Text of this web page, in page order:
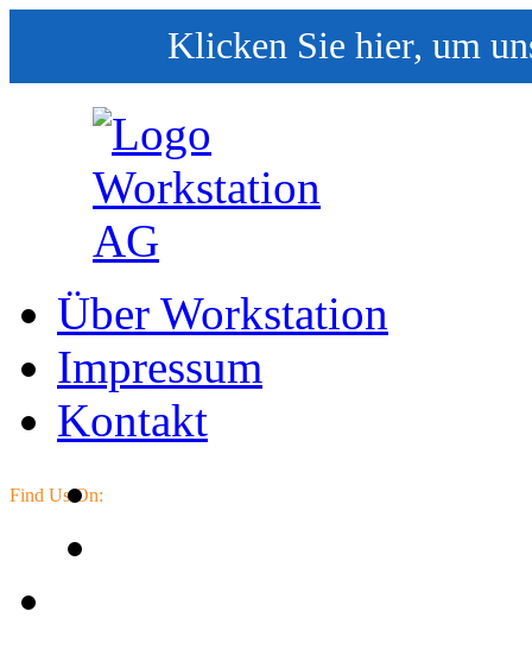
Klicken Sie hier, um
Über Workstation
Impressum
Kontakt
Find Us On: